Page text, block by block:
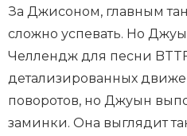
За Джисоном, главным
сложно успевать. Но
Челлендж для песни
детализированных
поворотов, но Джуын
заминки. Она выглядит